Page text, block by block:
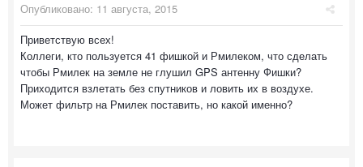
Опубликовано: 11 августа, 2015
Приветствую всех!
Коллеги, кто пользуется 41 фишкой и Рмилеком, что сделать
чтобы Рмилек на земле не глушил GPS антенну Фишки?
Приходится взлетать без спутников и ловить их в воздухе.
Может фильтр на Рмилек поставить, но какой именно?